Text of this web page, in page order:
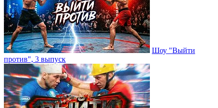
Шоу "Выйти
против", 3 выпуск